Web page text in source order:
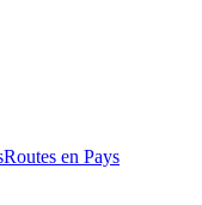
en Pays